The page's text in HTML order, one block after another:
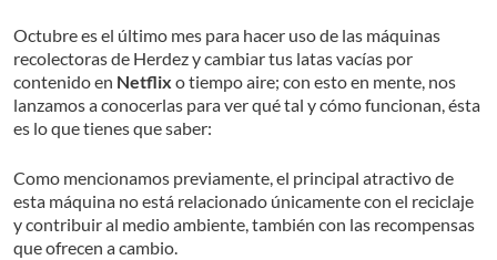
Octubre es el último mes para hacer uso de las máquinas
recolectoras de Herdez y cambiar tus latas vacías por
contenido en Netflix o tiempo aire; con esto en mente, nos
lanzamos a conocerlas para ver qué tal y cómo funcionan, ésta
es lo que tienes que saber:
Como mencionamos previamente, el principal atractivo de
esta máquina no está relacionado únicamente con el reciclaje
y contribuir al medio ambiente, también con las recompensas
que ofrecen a cambio.